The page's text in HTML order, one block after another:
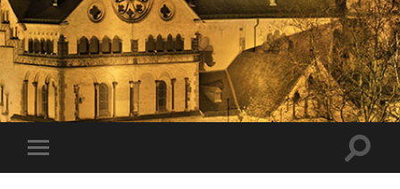
Mobile-
Menü